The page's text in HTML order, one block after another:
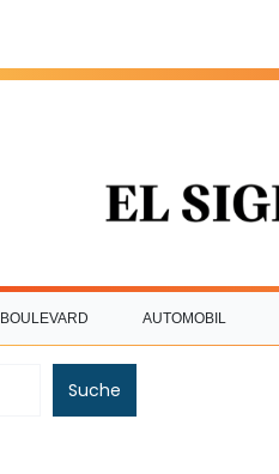
BOULEVARD AUTOMOBIL
Suche